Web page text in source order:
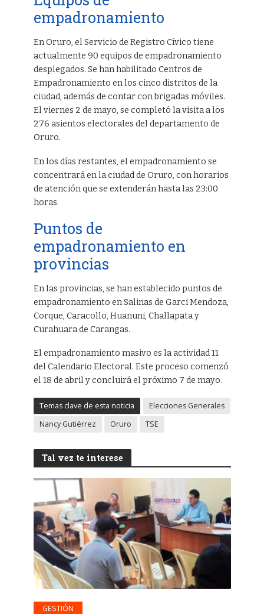
empadronamiento
En Oruro, el Servicio de Registro Cívico tiene
actualmente 90 equipos de empadronamiento
desplegados. Se han habilitado Centros de
Empadronamiento en los cinco distritos de la
ciudad, además de contar con brigadas móviles.
El viernes 2 de mayo, se completó la visita a los
276 asientos electorales del departamento de
Oruro.
En los días restantes, el empadronamiento se
concentrará en la ciudad de Oruro, con horarios
de atención que se extenderán hasta las 23:00
horas.
Puntos de
empadronamiento en
provincias
En las provincias, se han establecido puntos de
empadronamiento en Salinas de Garci Mendoza,
Corque, Caracollo, Huanuni, Challapata y
Curahuara de Carangas.
El empadronamiento masivo es la actividad 11
del Calendario Electoral. Este proceso comenzó
el 18 de abril y concluirá el próximo 7 de mayo.
Temas clave de esta noticia
Elecciones Generales
Nancy Gutiérrez
Oruro TSE
Tal vez te interese
GESTIÓN